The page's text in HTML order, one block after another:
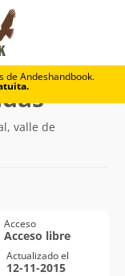
de Andeshandbook.
valle de
Acceso
Acceso libre
Actualizado el
12-11-2015